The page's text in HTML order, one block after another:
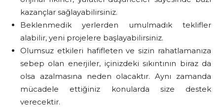
kazançlar sağlayabilirsiniz.
Beklenmedik yerlerden umulmadık teklifler
alabilir, yeni projelere başlayabilirsiniz.
Olumsuz etkileri hafifleten ve sizin rahatlamanıza
sebep olan enerjiler, içinizdeki sıkıntının biraz da
olsa azalmasına neden olacaktır. Aynı zamanda
mücadele ettiğiniz konularda size destek
verecektir.